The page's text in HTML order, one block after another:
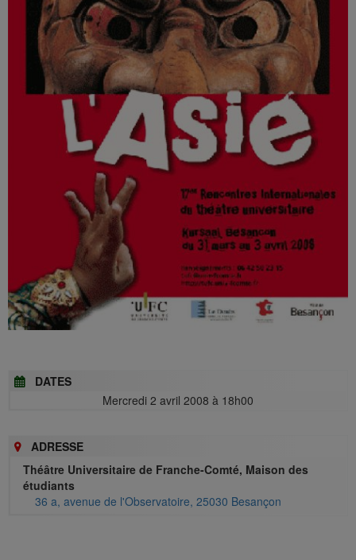
DATES
Mercredi 2 avril 2008 à 18h00
ADRESSE
Théâtre Universitaire de Franche-Comté, Maison des
étudiants
36 a, avenue de l'Observatoire, 25030 Besançon